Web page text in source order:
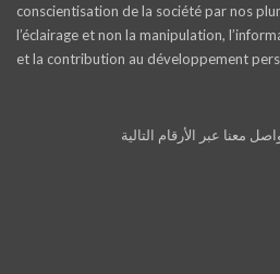
conscientisation de la société par nos
l’éclairage et non la manipulation,
et la contribution au développement